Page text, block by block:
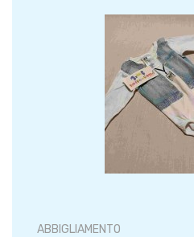
ABBIGLIAMENTO